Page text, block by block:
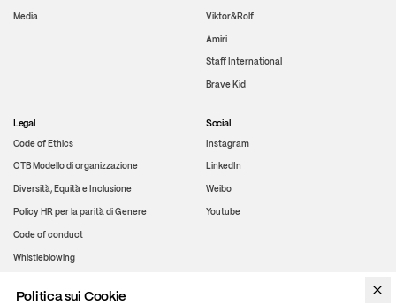
Media
Viktor&Rolf
Amiri
Staff International
Brave Kid
Legal
Code of Ethics
OTB Modello di organizzazione
Diversità, Equità e Inclusione
Policy HR per la parità di Genere
Code of conduct
Whistleblowing
Social
Instagram
LinkedIn
Weibo
Youtube
WeChat
Politica sui Cookie